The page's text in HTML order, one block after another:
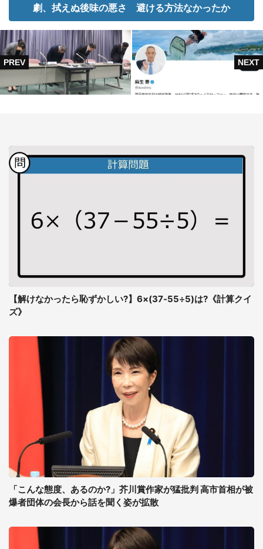
劇、拭えぬ後味の悪さ 避ける方法なかったか
【解けなかったら恥ずかしい?】6×(37-55÷5)は?《計算クイ
ズ》
「こんな態度、あるのか?」芥川賞作家が猛批判 高市首相が被
爆者団体の会長から話を聞く姿が拡散